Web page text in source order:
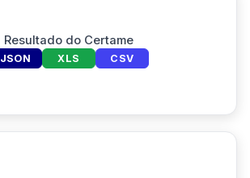
Resultado do Certame
JSON XLS CSV